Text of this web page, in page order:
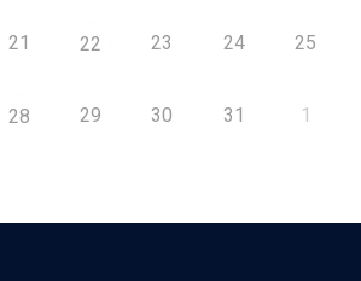
21 22 23 24 25
28 29 30 31 1